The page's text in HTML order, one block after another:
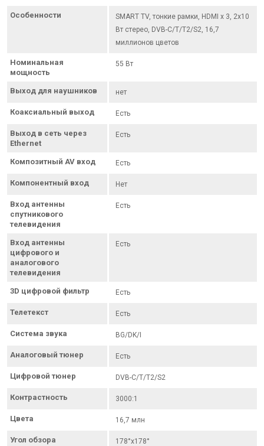
Особенности
SMART TV, тонкие рамки, HDMI x 3, 2х10
Вт стерео, DVB-C/T/T2/S2, 16,7
миллионов цветов
Номинальная
мощность
55 Вт
Выход для наушников нет
Коаксиальный выход Есть
Выход в сеть через
Ethernet
Есть
Композитный AV вход Есть
Компонентный вход Нет
Вход антенны
спутникового
телевидения
Есть
Вход антенны
цифрового и
аналогового
телевидения
Есть
3D цифровой фильтр Есть
Телетекст Есть
Система звука BG/DK/I
Аналоговый тюнер Есть
Цифровой тюнер DVB-C/T/T2/S2
Контрастность 3000:1
Цвета 16,7 млн
Угол обзора 178°х178°